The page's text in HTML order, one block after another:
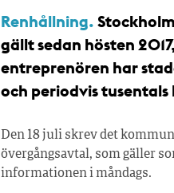
Renhållning.
gällt sedan hösten
entreprenören har
och periodvis
Den 18 juli skrev det
övergångsavtal, som gäller
informationen i måndags.